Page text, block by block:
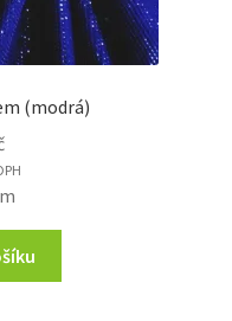
(modrá)